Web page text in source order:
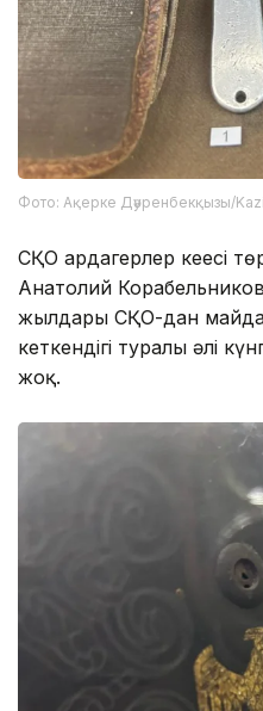
Фото: Ақерке Дәуренбекқызы/
СҚО ардагерлер кеңесі
Анатолий
жылдары СҚО-дан
кеткендігі туралы әлі
жоқ.